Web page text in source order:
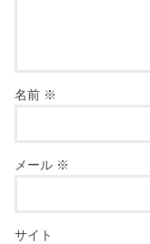
名前 ※
メール ※
サイト